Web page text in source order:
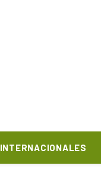
INTERNACIONALES